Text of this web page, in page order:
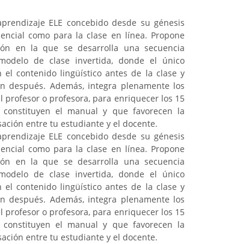
ELE concebido desde su génesis
como para la clase en línea. Propone
en la que se desarrolla una secuencia
de clase invertida, donde el único
contenido lingüístico antes de la clase y
después. Además, integra plenamente los
profesor o profesora, para enriquecer los 15
el manual y que favorecen la
entre tu estudiante y el docente.
ELE concebido desde su génesis
como para la clase en línea. Propone
en la que se desarrolla una secuencia
de clase invertida, donde el único
contenido lingüístico antes de la clase y
después. Además, integra plenamente los
profesor o profesora, para enriquecer los 15
el manual y que favorecen la
entre tu estudiante y el docente.